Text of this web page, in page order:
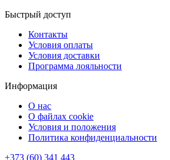
Быстрый доступ
Контакты
Условия оплаты
Условия доставки
Программа лояльности
Информация
О нас
О файлах cookie
Условия и положения
Политика конфиденциальности
+373 (60) 341 443